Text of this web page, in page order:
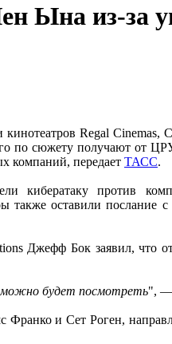
Ына из-за
Regal Cinemas,
по сюжету получают от
компаний, передает ТАСС.
кибератаку против
оставили послание
Джефф Бок заявил, что
можно будет посмотреть", —
и Сет Роген,